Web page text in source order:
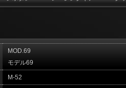
MOD.69
モデル69
M-52